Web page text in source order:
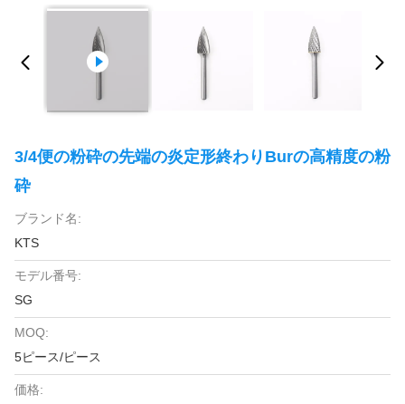
3/4便の粉砕の先端の炎定形終わりBurの高精度の粉
砕
ブランド名:
KTS
モデル番号:
SG
MOQ:
5ピース/ピース
価格: